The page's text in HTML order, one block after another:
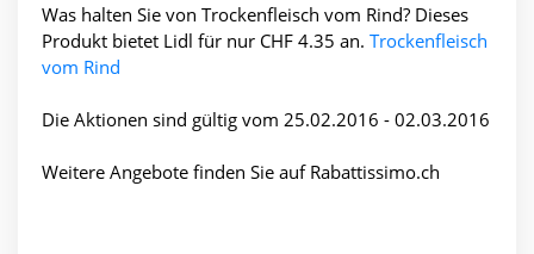
Was halten Sie von Trockenfleisch vom Rind? Dieses
Produkt bietet Lidl für nur CHF 4.35 an. Trockenfleisch
vom Rind
Die Aktionen sind gültig vom 25.02.2016 - 02.03.2016
Weitere Angebote finden Sie auf Rabattissimo.ch